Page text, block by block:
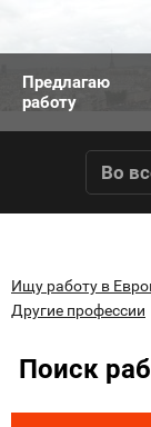
Предлагаю
работу
Во
Ищу работу в
Другие профессии
Поиск